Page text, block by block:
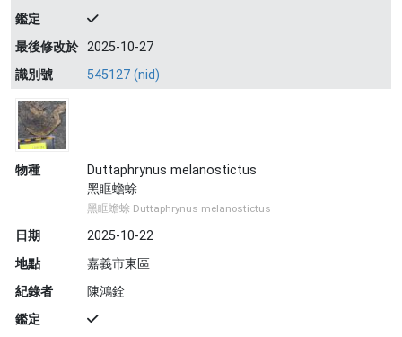
鑑定
最後修改於 2025-10-27
識別號
545127 (nid)
物種
Duttaphrynus melanostictus
黑眶蟾蜍
黑眶蟾蜍 Duttaphrynus melanostictus
日期
2025-10-22
地點
嘉義市東區
紀錄者
陳鴻銓
鑑定